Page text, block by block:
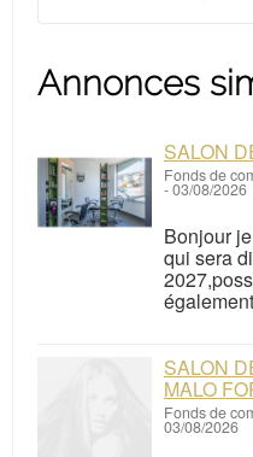
Annonces
SALON
Fonds de
-03/08/2026
Bonjour
qui sera
SALON
MALO
Fonds de
03/08/2026